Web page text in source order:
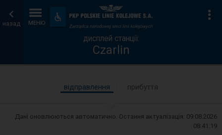
назад МЕНЮ
Пристосування
та
зручності
дисплей
станції
Головна
сторінка
дисплей станції:
Czarlin
відправлення прибуття
Дані оновлюються автоматично. Остання актуалізація: 09.08.2026
08:41:19